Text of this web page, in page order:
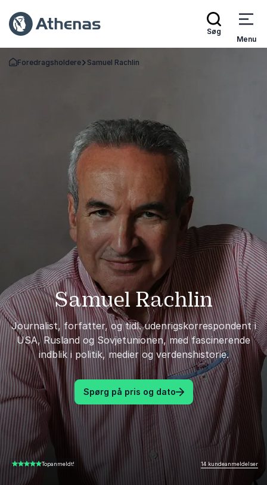
Søg
Menu
Tilbage til forsiden
Foredragsholdere Samuel Rachlin
Samuel Rachlin
Journalist, forfatter, og tidl. udenrigskorrespondent i
USA, Rusland og Sovjetunionen, med fascinerende
indblik i politik, medier og verdenshistorie.
Spørg på pris og dato
5.00 ud af 5Topanmeldt! 14 kundeanmeldelser